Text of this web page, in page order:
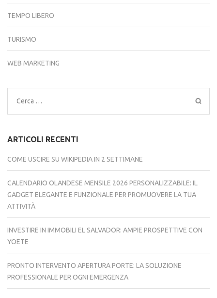
TEMPO LIBERO
TURISMO
WEB MARKETING
Ricerca
per:
ARTICOLI RECENTI
COME USCIRE SU WIKIPEDIA IN 2 SETTIMANE
CALENDARIO OLANDESE MENSILE 2026 PERSONALIZZABILE: IL
GADGET ELEGANTE E FUNZIONALE PER PROMUOVERE LA TUA
ATTIVITÀ
INVESTIRE IN IMMOBILI EL SALVADOR: AMPIE PROSPETTIVE CON
YOETE
PRONTO INTERVENTO APERTURA PORTE: LA SOLUZIONE
PROFESSIONALE PER OGNI EMERGENZA